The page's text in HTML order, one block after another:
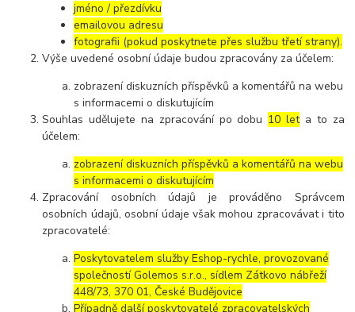
jméno / přezdívku
emailovou adresu
fotografii (pokud poskytnete přes službu třetí strany).
Výše uvedené osobní údaje budou zpracovány za účelem:
zobrazení diskuzních příspěvků a komentářů na webu
s informacemi o diskutujícím
Souhlas udělujete na zpracování po dobu 10 leta to za
účelem:
zobrazení diskuzních příspěvků a komentářů na webu
s informacemi o diskutujícím
Zpracování osobních údajů je prováděno Správcem
osobních údajů, osobní údaje však mohou zpracovávat i tito
zpracovatelé:
Poskytovatelem služby Eshop-rychle, provozované
společností Golemos s.r.o., sídlem Zátkovo nábřeží
448/73, 370 01, České Budějovice
Případně další poskytovatelé zpracovatelských